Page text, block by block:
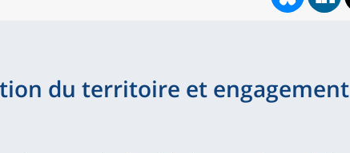
du territoire et engagement